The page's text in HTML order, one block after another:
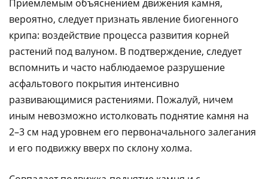
Приемлемым объяснением движения камня,
вероятно, следует признать явление биогенного
крипа: воздействие процесса развития корней
растений под валуном. В подтверждение, следует
вспомнить и часто наблюдаемое разрушение
асфальтового покрытия интенсивно
развивающимися растениями. Пожалуй, ничем
иным невозможно истолковать поднятие камня на
2–3 см над уровнем его первоначального залегания
и его подвижку вверх по склону холма.